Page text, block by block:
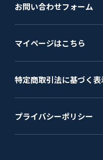
お問い合わせフォーム
マイページはこちら
特定商取引法に基づく
プライバシーポリシー